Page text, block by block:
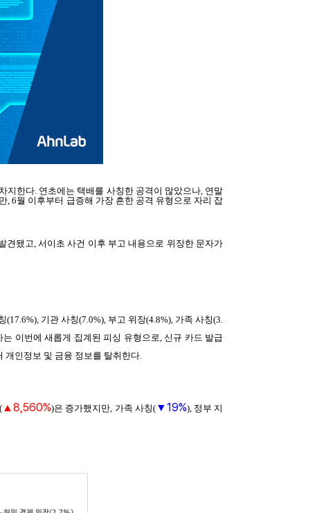
지한다. 연초에는 택배를 사칭한 공격이 많았으나, 연말
, 6월 이후부터 급증해 가장 흔한 공격 유형으로 자리 잡
됐고, 서이초 사건 이후 부고 내용으로 위장한 문자가
기관 사칭(7.0%), 부고 위장(4.8%), 가족 사칭(3.
이번에 새롭게 집계된 피싱 유형으로, 신규 카드 발급
개인정보 및 금융 정보를 탈취한다.
▲8,560%)은 증가했지만, 가족 사칭(▼19%), 정부 지